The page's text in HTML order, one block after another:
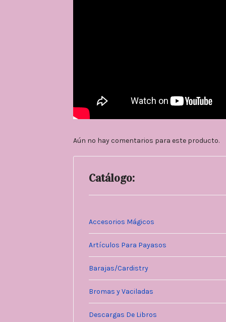
Aún no hay comentarios para este producto.
Catálogo:
Accesorios Mágicos
Artículos Para Payasos
Barajas/Cardistry
Bromas y Vaciladas
Descargas De Libros